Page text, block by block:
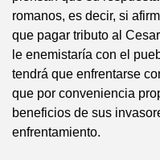
romanos, es decir, si
que pagar tributo al
le enemistaría con el
tendrá que enfrentarse
que por conveniencia
beneficios de sus
enfrentamiento.